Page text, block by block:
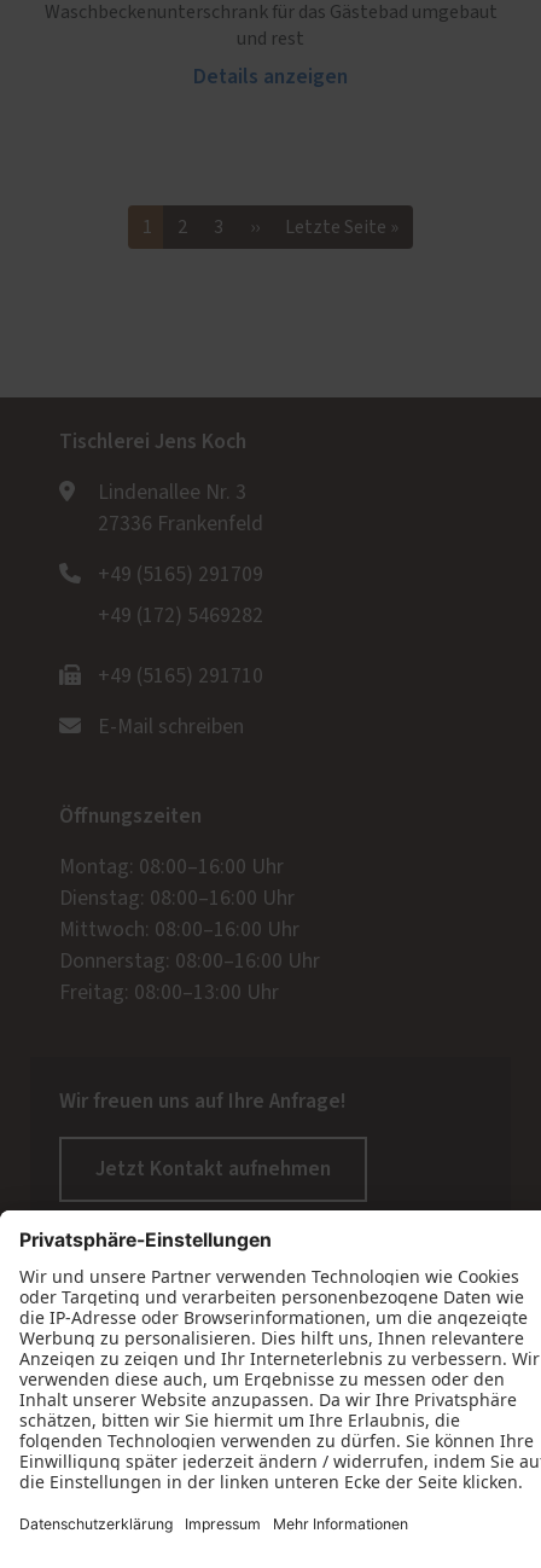
Waschbeckenunterschrank für das Gästebad umgebaut
und rest
Details anzeigen
1 2 3 ›› Letzte Seite »
Tischlerei Jens Koch
Lindenallee Nr. 3
27336 Frankenfeld
+49 (5165) 291709
+49 (172) 5469282
+49 (5165) 291710
E-Mail schreiben
Öffnungszeiten
Montag: 08:00–16:00 Uhr
Dienstag: 08:00–16:00 Uhr
Mittwoch: 08:00–16:00 Uhr
Donnerstag: 08:00–16:00 Uhr
Freitag: 08:00–13:00 Uhr
Wir freuen uns auf Ihre Anfrage!
Jetzt Kontakt aufnehmen
Datenschutz Impressum
Kontakt
Tischlerei Jens Koch © 2026